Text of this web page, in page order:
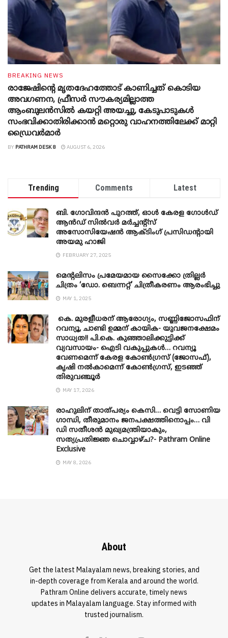
BREAKING NEWS
രാജേഷിന്റെ മൃതദേഹത്തോട് കാണിച്ചത് കൊടിയ
അവഗണന, ഫ്രീസര്‍ സൗകര്യമില്ലാത്ത
ആംബുലന്‍സില്‍ കയറ്റി അയച്ചു, കേടുപാടുകള്‍
സംഭവിക്കാതിരിക്കാന്‍ മറ്റൊരു വാഹനത്തിലേക്ക് മാറ്റി
ഡ്രൈവര്‍മാര്‍
BY PATHRAM DESK 8 AUGUST 6, 2026
Trending Comments Latest
ബി. ​ഗോവിന്ദൻ പുറത്ത്, ഓൾ കേരള ഗോൾഡ്
ആൻഡ് സിൽവർ മർച്ചന്റ്സ്
അസോസിയേഷൻ ആക്ടിംഗ് പ്രസിഡന്റായി
അയമു ഹാജി
FEBRUARY 27, 2025
മെന്‍റലിസം പ്രമേയമായ സൈക്കോ ത്രില്ലർ
ചിത്രം ‘ഡോ. ബെന്നറ്റ്’ ചിത്രീകരണം ആരംഭിച്ചു
MAY 1, 2025
കെ. മുരളീധരന് ആരോഗ്യം, സണ്ണിജോസഫിന്
റവന്യൂ, ചാണ്ടി ഉമ്മന് കായിക- യുവജനക്ഷേമം
സാധ്യത!! പി.കെ. കുഞ്ഞാലിക്കുട്ടിക്ക്
വ്യവസായം- ഐടി വകുപ്പുകൾ… റവന്യൂ
വേണമെന്ന് കേരള കോൺഗ്രസ് (ജോസഫ്),
കൃഷി നൽകാമെന്ന് കോൺഗ്രസ്, ഇടഞ്ഞ്
തിരുവഞ്ചൂർ
MAY 17, 2026
രാഹുലിന് താത്പര്യം കെസി… വെട്ടി സോണിയ
​ഗാന്ധി, തീരുമാനം ജനപക്ഷത്തിനൊപ്പം… വി
ഡി സതീശൻ മുഖ്യമന്ത്രിയാകും,
സത്യപ്രതിജ്ഞ ചൊവ്വാഴ്ച?- Pathram Online
Exclusive
MAY 8, 2026
About
Get the latest Malayalam news, breaking stories, and
in-depth coverage from Kerala and around the world.
Pathram Online delivers accurate, timely news
updates in Malayalam language. Stay informed with
trusted journalism.